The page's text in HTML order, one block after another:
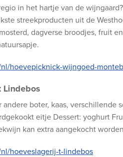
in het hartje van de
streekproducten uit de
dagverse broodjes, fruit
hoevepicknick-wijngoed-
Lindebos
boter, kaas,
eitje Dessert: yoghurt
kan extra aangekocht
hoeveslagerij-t-lindebos